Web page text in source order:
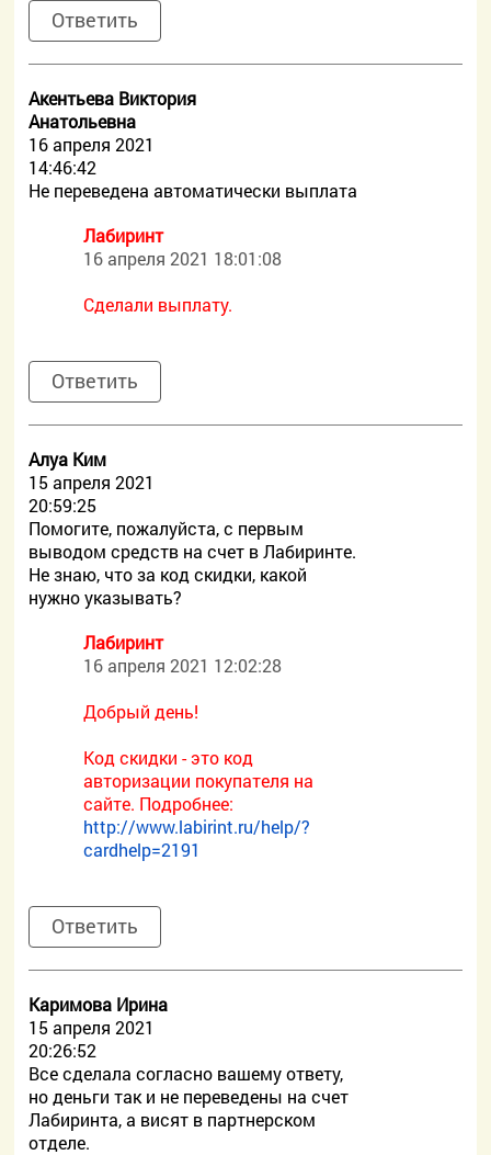
Ответить
Акентьева Виктория
Анатольевна
16 апреля 2021
14:46:42
Не переведена автоматически выплата
Лабиринт
16 апреля 2021 18:01:08
Сделали выплату.
Ответить
Алуа Ким
15 апреля 2021
20:59:25
Помогите, пожалуйста, с первым
выводом средств на счет в Лабиринте.
Не знаю, что за код скидки, какой
нужно указывать?
Лабиринт
16 апреля 2021 12:02:28
Добрый день!
Код скидки - это код
авторизации покупателя на
сайте. Подробнее:
http://www.labirint.ru/help/?
cardhelp=2191
Ответить
Каримова Ирина
15 апреля 2021
20:26:52
Все сделала согласно вашему ответу,
но деньги так и не переведены на счет
Лабиринта, а висят в партнерском
отделе.